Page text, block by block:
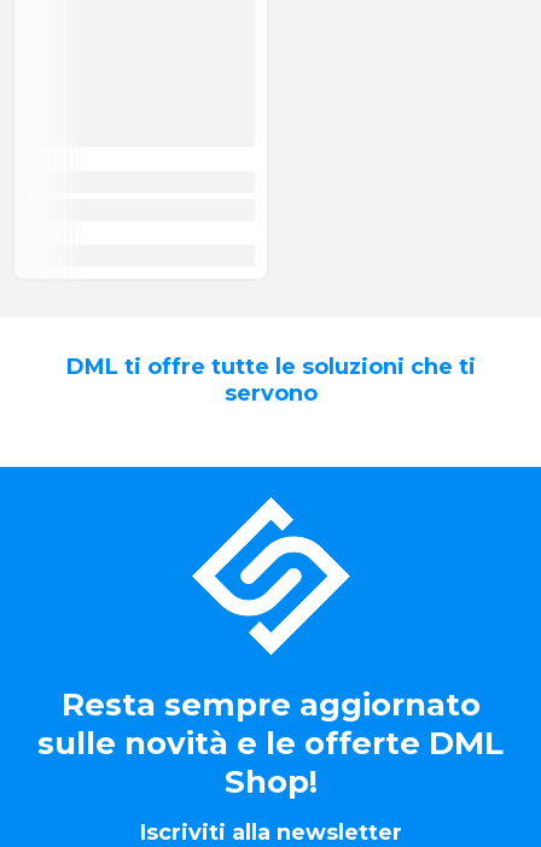
DML ti offre tutte le soluzioni che ti
servono
Resta sempre aggiornato
sulle novità e le offerte DML
Shop!
Iscriviti alla newsletter